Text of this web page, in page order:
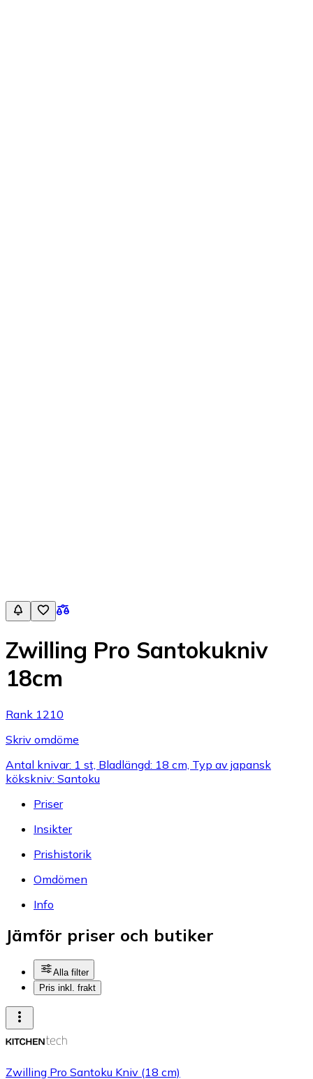
Zwilling Pro Santokukniv
18cm
Rank 1210
Skriv omdöme
Antal knivar: 1 st, Bladlängd: 18 cm, Typ av japansk
kökskniv: Santoku
Priser
Insikter
Prishistorik
Omdömen
Info
Jämför priser och butiker
Alla filter
Pris inkl. frakt
Zwilling Pro Santoku Kniv (18 cm)